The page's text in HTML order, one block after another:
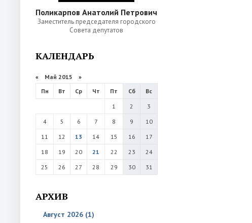
Поликарпов Анатолий Петрович
Заместитель председателя городского
Совета депутатов
КАЛЕНДАРЬ
« Май 2015 »
Пн
Вт Ср Чт Пт Сб
Вс
1
2
3
4
5 6 7 8 9
10
11
12 13 14 15 16
17
18
19 20 21 22 23
24
25
26 27 28 29 30 31
АРХИВ
Август 2026 (1)